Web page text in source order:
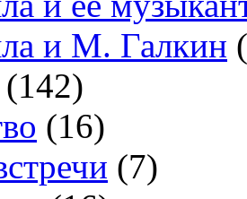
и М. Галкин
(142)
(16)
(7)